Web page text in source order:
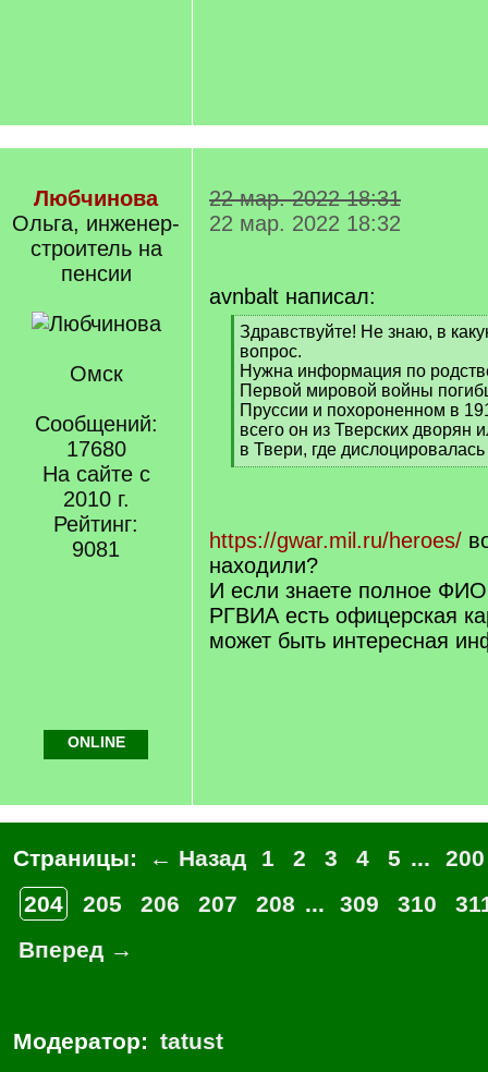
Любчинова
Ольга, инженер-
строитель на
пенсии
Омск
Сообщений:
17680
На сайте с
2010 г.
Рейтинг:
9081
22 мар. 2022 18:31
22 мар. 2022 18:32
avnbalt написал:
[
q
]
Здравствуйте! Не знаю, в
вопрос.
Нужна информация по
Первой мировой войны
Пруссии и похороненном в
всего он из Тверских дворян
в Твери, где дислоцировалась
[
https://gwar.mil.ru/heroes/
находили?
И если знаете полное
РГВИА есть офицерская
может быть интересная
ONLINE
Страницы: ← Назад 1 2 3 4 5 ...
200
204
205 206 207 208 ... 309 310
Вперед →
Модератор: tatust